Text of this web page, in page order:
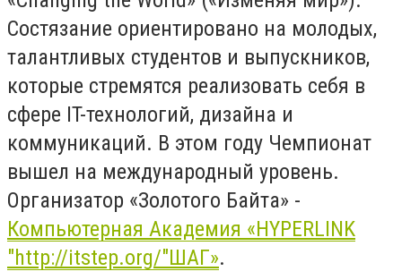
Состязание ориентировано на молодых,
талантливых студентов и выпускников,
которые стремятся реализовать себя в
сфере IT-технологий, дизайна и
коммуникаций. В этом году Чемпионат
вышел на международный уровень.
Организатор «Золотого Байта» -
Компьютерная Академия «HYPERLINK
"http://itstep.org/"ШАГ».